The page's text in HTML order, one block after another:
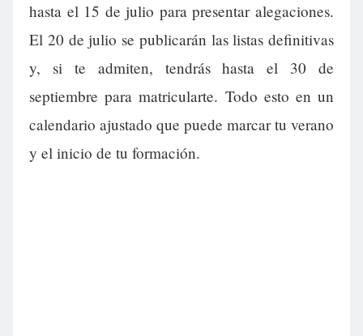
hasta el 15 de julio para presentar alegaciones.
El 20 de julio se publicarán las listas definitivas
y, si te admiten, tendrás hasta el 30 de
septiembre para matricularte. Todo esto en un
calendario ajustado que puede marcar tu verano
y el inicio de tu formación.